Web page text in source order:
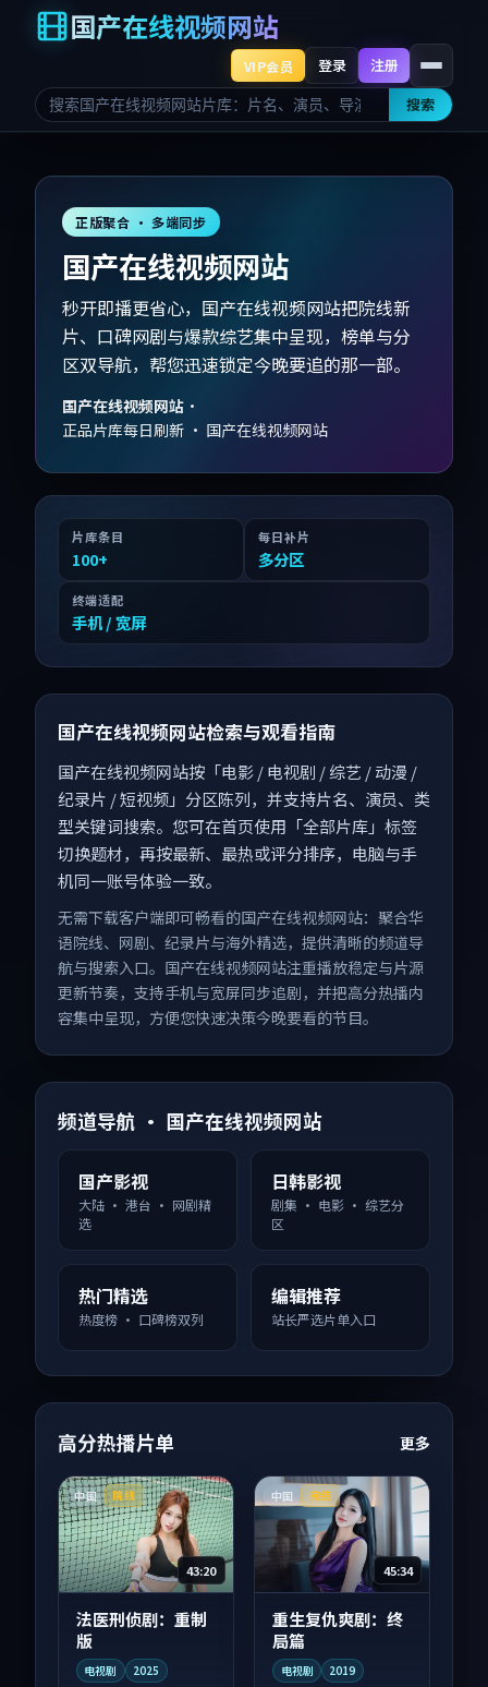
国产在线视频网站
搜索
VIP会员 登录 注册
正版聚合 · 多端同步
国产在线视频网站
秒开即播更省心，国产在线视频网站把院线新
片、口碑网剧与爆款综艺集中呈现，榜单与分
区双导航，帮您迅速锁定今晚要追的那一部。
国产在线视频网站 ·
正品片库每日刷新 · 国产在线视频网站
片库条目
100+
每日补片
多分区
终端适配
手机 / 宽屏
国产在线视频网站检索与观看指南
国产在线视频网站按「电影 / 电视剧 / 综艺 / 动漫 /
纪录片 / 短视频」分区陈列，并支持片名、演员、类
型关键词搜索。您可在首页使用「全部片库」标签
切换题材，再按最新、最热或评分排序，电脑与手
机同一账号体验一致。
无需下载客户端即可畅看的国产在线视频网站：聚合华
语院线、网剧、纪录片与海外精选，提供清晰的频道导
航与搜索入口。国产在线视频网站注重播放稳定与片源
更新节奏，支持手机与宽屏同步追剧，并把高分热播内
容集中呈现，方便您快速决策今晚要看的节目。
频道导航 · 国产在线视频网站
国产影视
大陆 · 港台 · 网剧精
选
日韩影视
剧集 · 电影 · 综艺分
区
热门精选
热度榜 · 口碑榜双列
编辑推荐
站长严选片单入口
高分热播片单 更多
中国 院线
43:20
法医刑侦剧：重制
版
电视剧 2025
中国 完结
45:34
重生复仇爽剧：终
局篇
电视剧 2019